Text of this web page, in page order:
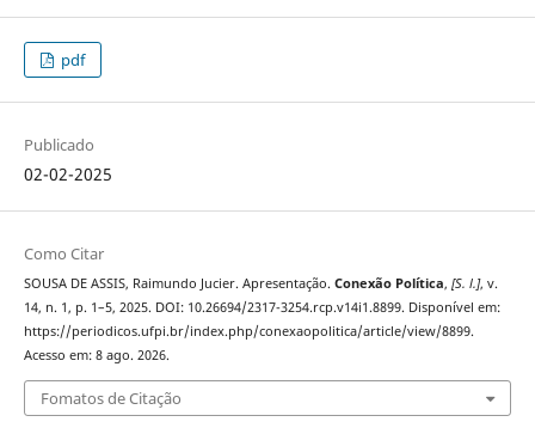
pdf
Publicado
02-02-2025
Como Citar
SOUSA DE ASSIS, Raimundo Jucier. Apresentação. Conexão Política, [S. l.], v.
14, n. 1, p. 1–5, 2025. DOI: 10.26694/2317-3254.rcp.v14i1.8899. Disponível em:
https://periodicos.ufpi.br/index.php/conexaopolitica/article/view/8899.
Acesso em: 8 ago. 2026.
Fomatos de Citação